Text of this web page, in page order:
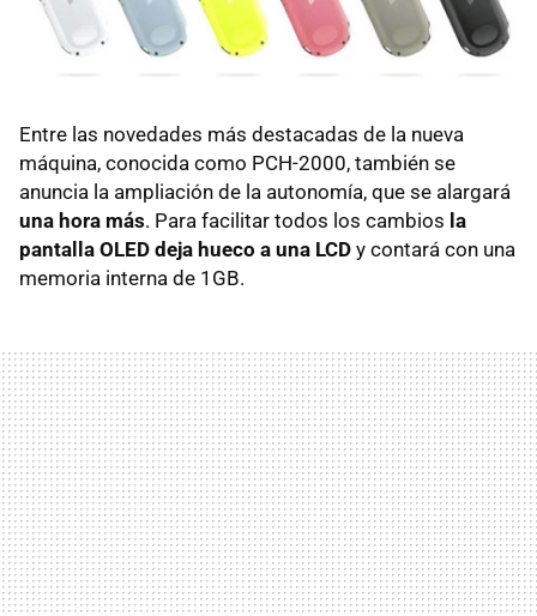
Entre las novedades más destacadas de la nueva
máquina, conocida como PCH-2000, también se
anuncia la ampliación de la autonomía, que se alargará
una hora más. Para facilitar todos los cambios la
pantalla OLED deja hueco a una LCD y contará con una
memoria interna de 1GB.